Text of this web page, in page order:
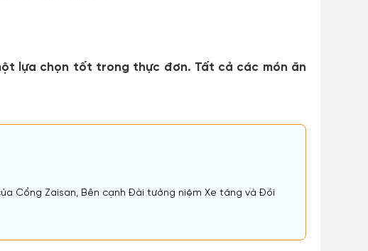
lựa chọn tốt trong thực đơn. Tất cả các món ăn
Cổng Zaisan, Bên cạnh Đài tưởng niệm Xe tăng và Đồi